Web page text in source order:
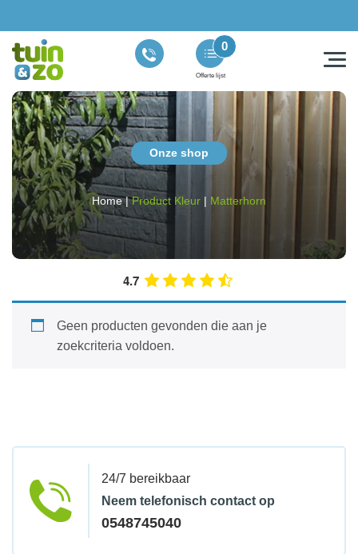
Offerte lijst
0
Onze shop
Home|Product Kleur | Matterhorn
4.7
Geen producten gevonden die aan je
zoekcriteria voldoen.
24/7 bereikbaar
Neem telefonisch contact op
0548745040